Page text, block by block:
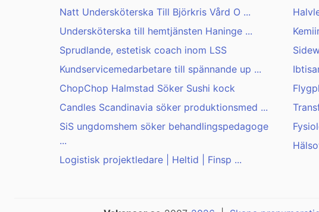
Natt Undersköterska Till Björkris Vård O ...
Undersköterska till hemtjänsten Haninge ...
Sprudlande, estetisk coach inom LSS
Kundservicemedarbetare till spännande up ...
ChopChop Halmstad Söker Sushi kock
Candles Scandinavia söker produktionsmed ...
SiS ungdomshem söker behandlingspedagoge
...
Logistisk projektledare | Heltid | Finsp ...